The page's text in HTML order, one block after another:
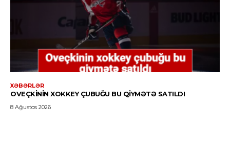
XƏBƏRLƏR
OVEÇKININ XOKKEY ÇUBUĞU BU QIYMƏTƏ SATILDI
8 Ağustos 2026